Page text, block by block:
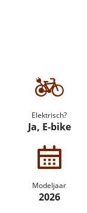
Elektrisch?
Ja, E-bike
Modeljaar
2026